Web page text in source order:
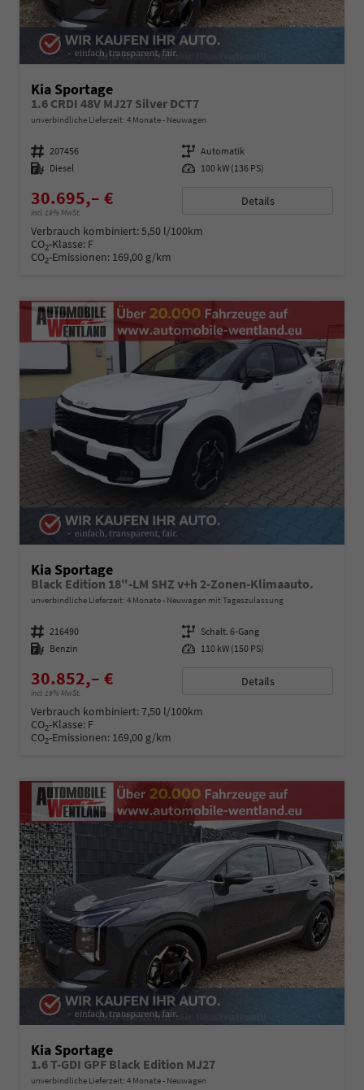
Kia Sportage
1.6 CRDI 48V MJ27 Silver DCT7
unverbindliche Lieferzeit: 4 Monate Neuwagen
Fahrzeugnummer 207456 Getriebe Automatik
Kraftstoff Diesel Leistung 100 kW (136 PS)
30.695,– €
incl. 19% MwSt.
Details
Verbrauch kombiniert:5,50 l/100km
CO2-Klasse: F
CO2-Emissionen: 169,00 g/km
Kia Sportage
Black Edition 18"-LM SHZ v+h 2-Zonen-Klimaauto.
unverbindliche Lieferzeit: 4 Monate Neuwagen mit Tageszulassung
Fahrzeugnummer 216490 Getriebe Schalt. 6-Gang
Kraftstoff Benzin Leistung 110 kW (150 PS)
30.852,– €
incl. 19% MwSt.
Details
Verbrauch kombiniert:7,50 l/100km
CO2-Klasse: F
CO2-Emissionen: 169,00 g/km
Kia Sportage
1.6 T-GDI GPF Black Edition MJ27
unverbindliche Lieferzeit: 4 Monate Neuwagen